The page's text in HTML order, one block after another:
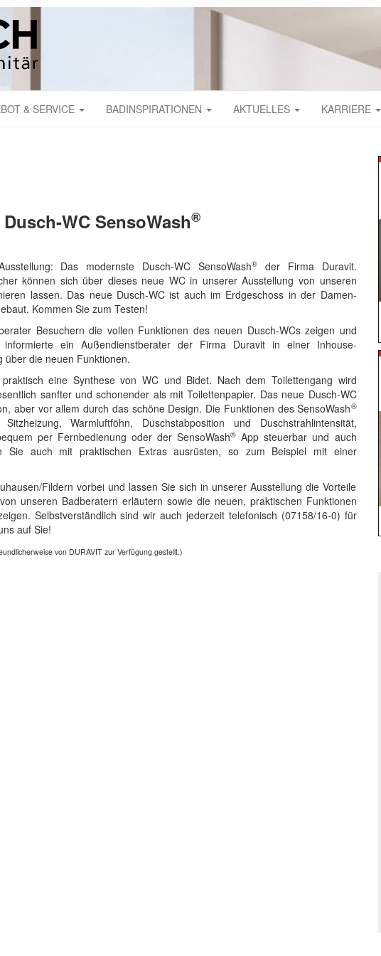
& SERVICE BADINSPIRATIONEN AKTUELLES KARRIERE
WC SensoWash®
Das modernste Dusch-WC SensoWash®der Firma Duravit.
können sich über dieses neue WC in unserer Ausstellung von unseren
lassen. Das neue Dusch-WC ist auch im Erdgeschoss in der Damen-
Kommen Sie zum Testen!
Besuchern die vollen Funktionen des neuen Dusch-WCs zeigen und
informierte ein Außendienstberater der Firma Duravit in einer Inhouse-
über die neuen Funktionen.
eine Synthese von WC und Bidet. Nach dem Toilettengang wird
sanfter und schonender als mit Toilettenpapier. Das neue Dusch-WC
aber vor allem durch das schöne Design. Die Funktionen des SensoWash®
Warmluftföhn, Duschstabposition und Duschstrahlintensität,
per Fernbedienung oder der SensoWash® App steuerbar und auch
Sie auch mit praktischen Extras ausrüsten, so zum Beispiel mit einer
Fildern vorbei und lassen Sie sich in unserer Ausstellung die Vorteile
unseren Badberatern erläutern sowie die neuen, praktischen Funktionen
Selbstverständlich sind wir auch jederzeit telefonisch (07158/16-0) für
auf Sie!
von DURAVIT zur Verfügung gestellt.)